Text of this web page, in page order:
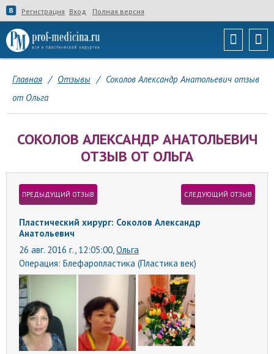
Регистрация Вход Полная версия
Главная / Отзывы / Соколов Александр Анатольевич отзыв
от Ольга
СОКОЛОВ АЛЕКСАНДР АНАТОЛЬЕВИЧ
ОТЗЫВ ОТ ОЛЬГА
ПРЕДЫДУЩИЙ ОТЗЫВ СЛЕДУЮЩИЙ ОТЗЫВ
Пластический хирург: Соколов Александр
Анатольевич
26 авг. 2016 г., 12:05:00, Ольга
Операция: Блефаропластика (Пластика век)